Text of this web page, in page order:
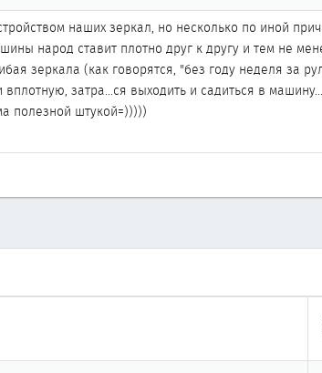
наших зеркал, но несколько по иной
народ ставит плотно друг к другу и тем не
зеркала (как говорятся, "без году неделя за
затра...ся выходить и садиться в машину...
полезной штукой=)))))